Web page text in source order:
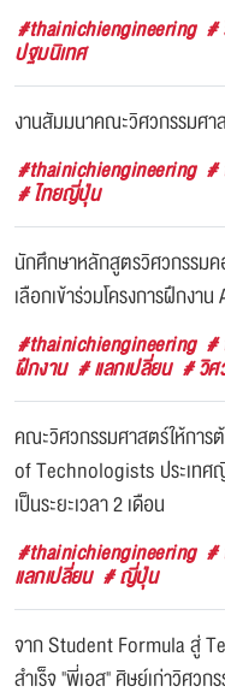
#thainichiengineering #
ปฐมนิเทศ
งานสัมมนาคณะวิศวกรรมศา
#thainichiengineering #
# ไทยญี่ปุ่น
นักศึกษาหลักสูตรวิศวกรรม
เลือกเข้าร่วมโครงการฝึกง
#thainichiengineering #
ฝึกงาน # แลกเปลี่ยน # วิศ
คณะวิศวกรรมศาสตร์ให้กา
of Technologists ประเทศ
เป็นระยะเวลา 2 เดือน
#thainichiengineering #
แลกเปลี่ยน # ญี่ปุ่น
จาก Student Formula สู่
สำเร็จ "พี่เอส" ศิษย์เก่าวิศว